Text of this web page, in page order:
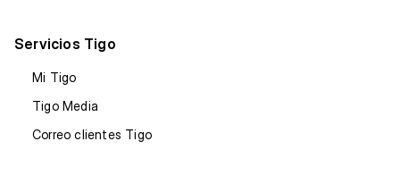
Servicios Tigo
Mi Tigo
Tigo Media
Correo clientes Tigo